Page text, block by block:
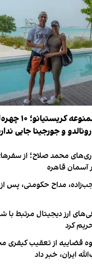
لیست
و جورجینا جایی
آسمان قاهره
مداح حکومتی، پس
ارز دیجیتال مرتبط
کرد
قضاییه از تعقیب کیفری
ایران، خبر داد